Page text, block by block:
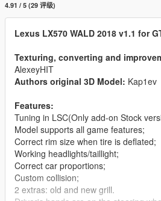
4.91 / 5 (29 评级)
Lexus LX570 WALD 2018 v1.1 for
Texturing, converting and
AlexeyHIT
Authors original 3D Model: Kap1ev
Features:
Tuning in LSC(Only add-on Stock
Model supports all game features;
Correct rim size when tire is deflated;
Working headlights/taillight;
Correct car proportions;
Custom collision;
2 extras: old and new grill.